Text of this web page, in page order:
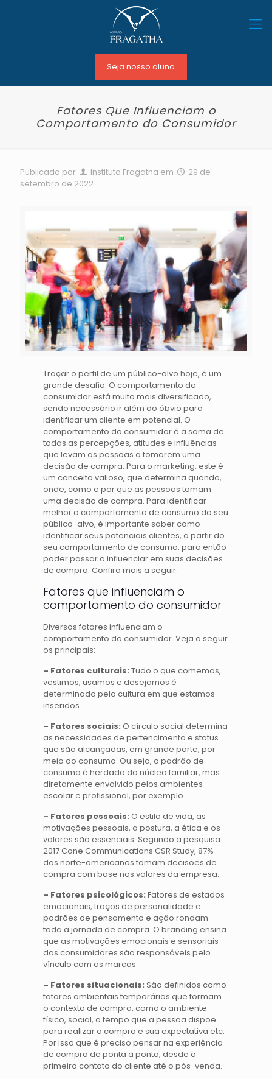
Seja nosso aluno
Fatores Que Influenciam o
Comportamento do Consumidor
Publicado por Instituto Fragatha em
29 de
setembro de 2022
Traçar o perfil de um público-alvo hoje, é um
grande desafio. O comportamento do
consumidor está muito mais diversificado,
sendo necessário ir além do óbvio para
identificar um cliente em potencial. O
comportamento do consumidor é a soma de
todas as percepções, atitudes e influências
que levam as pessoas a tomarem uma
decisão de compra. Para o marketing, este é
um conceito valioso, que determina quando,
onde, como e por que as pessoas tomam
uma decisão de compra. Para identificar
melhor o comportamento de consumo do seu
público-alvo, é importante saber como
identificar seus potenciais clientes, a partir do
seu comportamento de consumo, para então
poder passar a influenciar em suas decisões
de compra. Confira mais a seguir:
Fatores que influenciam o
comportamento do consumidor
Diversos fatores influenciam o
comportamento do consumidor. Veja a seguir
os principais:
– Fatores culturais: Tudo o que comemos,
vestimos, usamos e desejamos é
determinado pela cultura em que estamos
inseridos.
– Fatores sociais: O círculo social determina
as necessidades de pertencimento e status
que são alcançadas, em grande parte, por
meio do consumo. Ou seja, o padrão de
consumo é herdado do núcleo familiar, mas
diretamente envolvido pelos ambientes
escolar e profissional, por exemplo.
– Fatores pessoais: O estilo de vida, as
motivações pessoais, a postura, a ética e os
valores são essenciais. Segundo a pesquisa
2017 Cone Communications CSR Study, 87%
dos norte-americanos tomam decisões de
compra com base nos valores da empresa.
– Fatores psicológicos: Fatores de estados
emocionais, traços de personalidade e
padrões de pensamento e ação rondam
toda a jornada de compra. O branding ensina
que as motivações emocionais e sensoriais
dos consumidores são responsáveis pelo
vínculo com as marcas.
– Fatores situacionais: São definidos como
fatores ambientais temporários que formam
o contexto de compra, como o ambiente
físico, social, o tempo que a pessoa dispõe
para realizar a compra e sua expectativa etc.
Por isso que é preciso pensar na experiência
de compra de ponta a ponta, desde o
primeiro contato do cliente até o pós-venda.